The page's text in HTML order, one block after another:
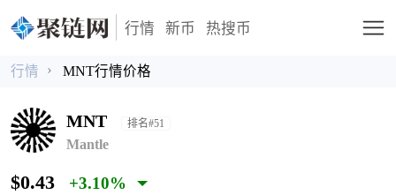
行情 新币 热搜币
行情 MNT行情价格
MNT 排名#51
Mantle
$0.43 +3.10%